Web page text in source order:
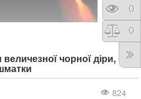
чорної діри,
824
0
0